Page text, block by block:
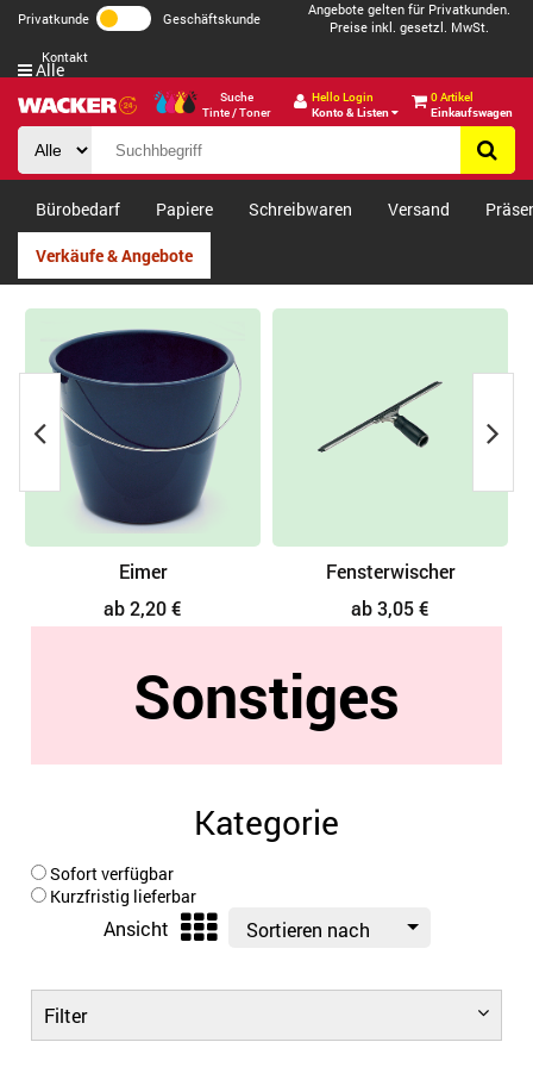
Privatkunde Geschäftskunde
Angebote gelten für Privatkunden.
Preise inkl. gesetzl. MwSt.
Kontakt
Suche
Tinte / Toner
Hello Login
Konto & Listen
0 Artikel
Einkaufswagen
Alle
Bürobedarf Papiere Schreibwaren Versand
Verkäufe & Angebote
Fensterwischer
ab 3,05 €
Glasreiniger
ab 1,86 €
Sonstiges
Kategorie
Sofort verfügbar
Kurzfristig lieferbar
Ansicht Sortieren nach
Filter